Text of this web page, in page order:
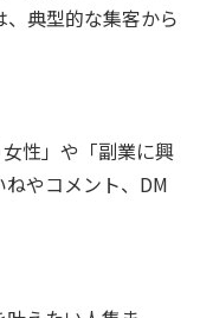
典型的な集客から
性」や「副業に興
やコメント、DM